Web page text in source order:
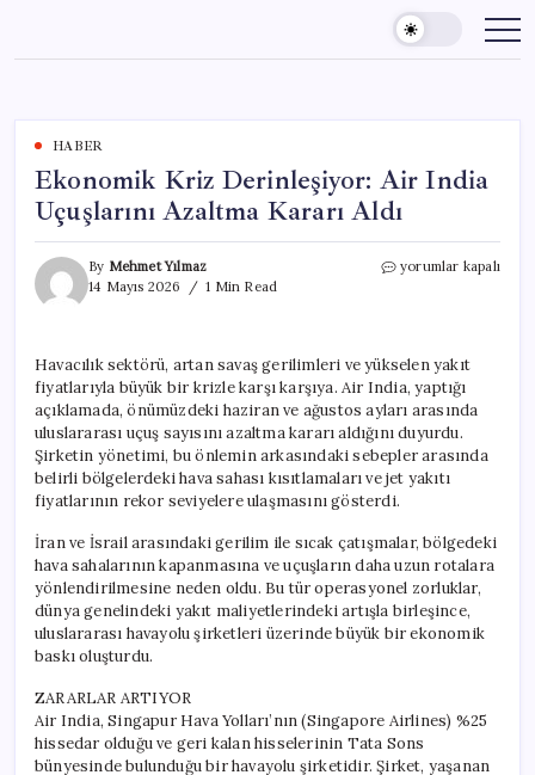
content
HABER
Ekonomik Kriz Derinleşiyor: Air India
Uçuşlarını Azaltma Kararı Aldı
By Mehmet Yılmaz
14 Mayıs 2026
1 Min Read
Ekonomik
Uçuşlarını
Azaltma
Kararı
Aldı
için
yorumlar kapalı
Havacılık sektörü, artan savaş gerilimleri ve yükselen yakıt
fiyatlarıyla büyük bir krizle karşı karşıya. Air India, yaptığı
açıklamada, önümüzdeki haziran ve ağustos ayları arasında
uluslararası uçuş sayısını azaltma kararı aldığını duyurdu.
Şirketin yönetimi, bu önlemin arkasındaki sebepler arasında
belirli bölgelerdeki hava sahası kısıtlamaları ve jet yakıtı
fiyatlarının rekor seviyelere ulaşmasını gösterdi.
İran ve İsrail arasındaki gerilim ile sıcak çatışmalar, bölgedeki
hava sahalarının kapanmasına ve uçuşların daha uzun rotalara
yönlendirilmesine neden oldu. Bu tür operasyonel zorluklar,
dünya genelindeki yakıt maliyetlerindeki artışla birleşince,
uluslararası havayolu şirketleri üzerinde büyük bir ekonomik
baskı oluşturdu.
ZARARLAR ARTIYOR
Air India, Singapur Hava Yolları’nın (Singapore Airlines) %25
hissedar olduğu ve geri kalan hisselerinin Tata Sons
bünyesinde bulunduğu bir havayolu şirketidir. Şirket, yaşanan